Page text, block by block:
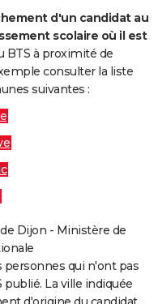
d'un candidat au
scolaire où il est
BTS à proximité de
consulter la liste
suivantes :
Dijon - Ministère de
personnes qui n'ont pas
La ville indiquée